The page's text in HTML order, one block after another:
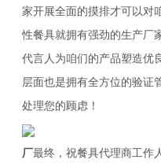
家开展全面的摸排才可以对
性餐具就拥有强劲的生产厂
代言人为咱们的产品塑造优
层面也是拥有全方位的验证
处理您的顾虑！
厂最终，祝餐具代理商工作